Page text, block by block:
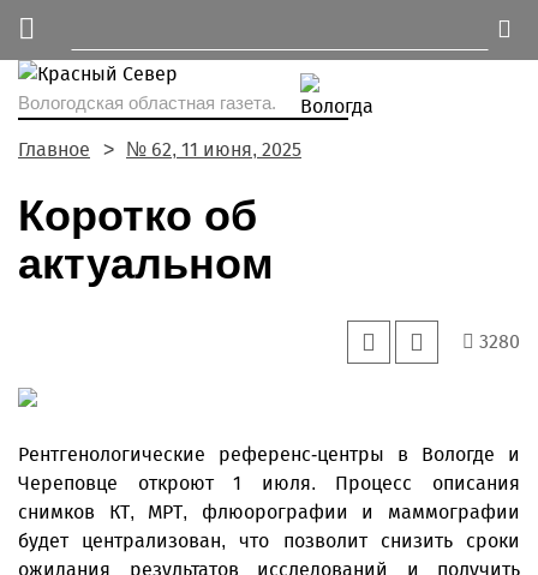
Вологодская областная газета.
Главное № 62, 11 июня, 2025
Коротко об
актуальном
3280
Рентгенологические референс-центры в Вологде и
Череповце откроют 1 июля. Процесс описания
снимков КТ, МРТ, флюорографии и маммографии
будет централизован, что позволит снизить сроки
ожидания результатов исследований и получить